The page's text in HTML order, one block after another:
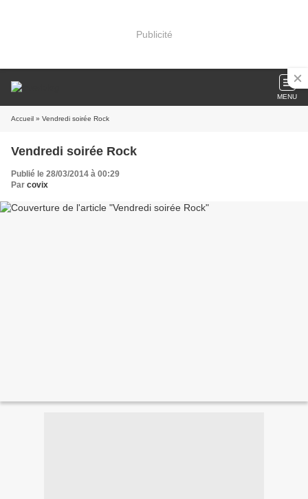
Publicité
MENU
Accueil » Vendredi soirée Rock
Vendredi soirée Rock
Publié le 28/03/2014 à 00:29
Par covix